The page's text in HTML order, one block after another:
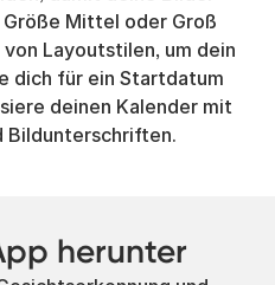
Mittel oder Groß
Layoutstilen, um dein
dich für ein Startdatum
deinen Kalender mit
Bildunterschriften.
herunter